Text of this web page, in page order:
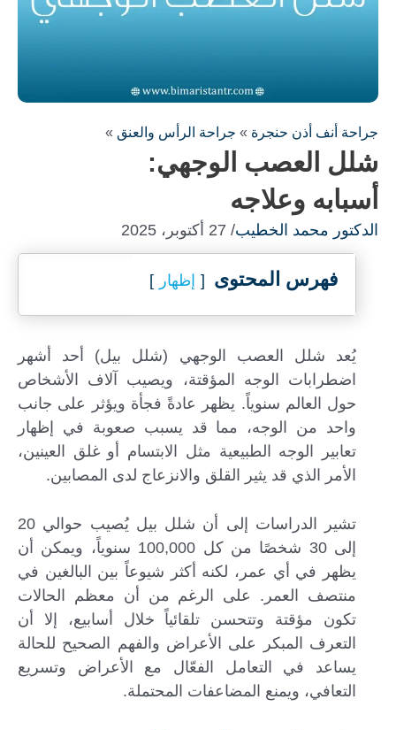
جراحة أنف أذن حنجرة » جراحة الرأس والعنق »
شلل العصب الوجهي:
أسبابه وعلاجه
الدكتور محمد الخطيب/ 27 أكتوبر، 2025
فهرس المحتوى إظهار
يُعد شلل العصب الوجهي (شلل بيل) أحد أشهر
اضطرابات الوجه المؤقتة، ويصيب آلاف الأشخاص
حول العالم سنوياً. يظهر عادةً فجأة ويؤثر على جانب
واحد من الوجه، مما قد يسبب صعوبة في إظهار
تعابير الوجه الطبيعية مثل الابتسام أو غلق العينين،
الأمر الذي قد يثير القلق والانزعاج لدى المصابين.
تشير الدراسات إلى أن شلل بيل يُصيب حوالي 20
إلى 30 شخصًا من كل 100,000 سنوياً، ويمكن أن
يظهر في أي عمر، لكنه أكثر شيوعاً بين البالغين في
منتصف العمر. على الرغم من أن معظم الحالات
تكون مؤقتة وتتحسن تلقائياً خلال أسابيع، إلا أن
التعرف المبكر على الأعراض والفهم الصحيح للحالة
يساعد في التعامل الفعّال مع الأعراض وتسريع
التعافي، ويمنع المضاعفات المحتملة.